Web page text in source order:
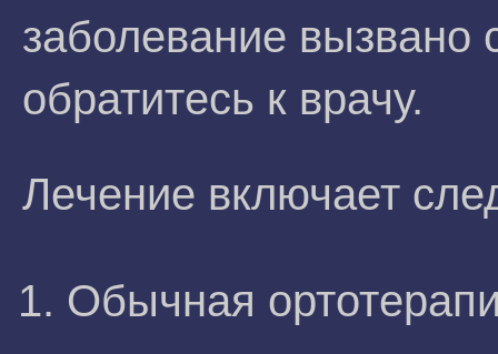
заболевание вызвано
обратитесь к врачу.
Лечение включает
Обычная